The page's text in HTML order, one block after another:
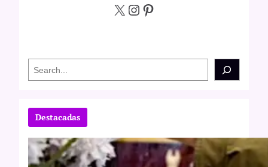
X Instagram Pinterest
c
Destacadas